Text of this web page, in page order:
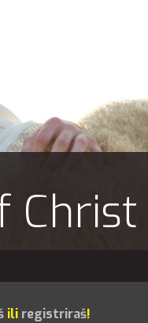
Christ
ili registriraš!